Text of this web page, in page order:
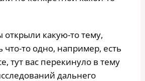
открыли какую-то тему,
что-то одно, например, есть
тут вас перекинуло в тему
дальнего